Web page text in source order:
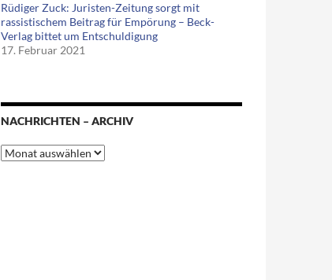
Rüdiger Zuck: Juristen-Zeitung sorgt mit
rassistischem Beitrag für Empörung – Beck-
Verlag bittet um Entschuldigung
17. Februar 2021
NACHRICHTEN – ARCHIV
Nachrichten
–